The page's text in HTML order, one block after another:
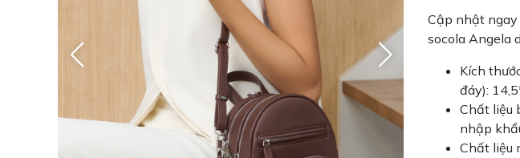
Cập nhật
socola Angela
Kích
đáy):
Chất liệu
nhập
Chất liệu